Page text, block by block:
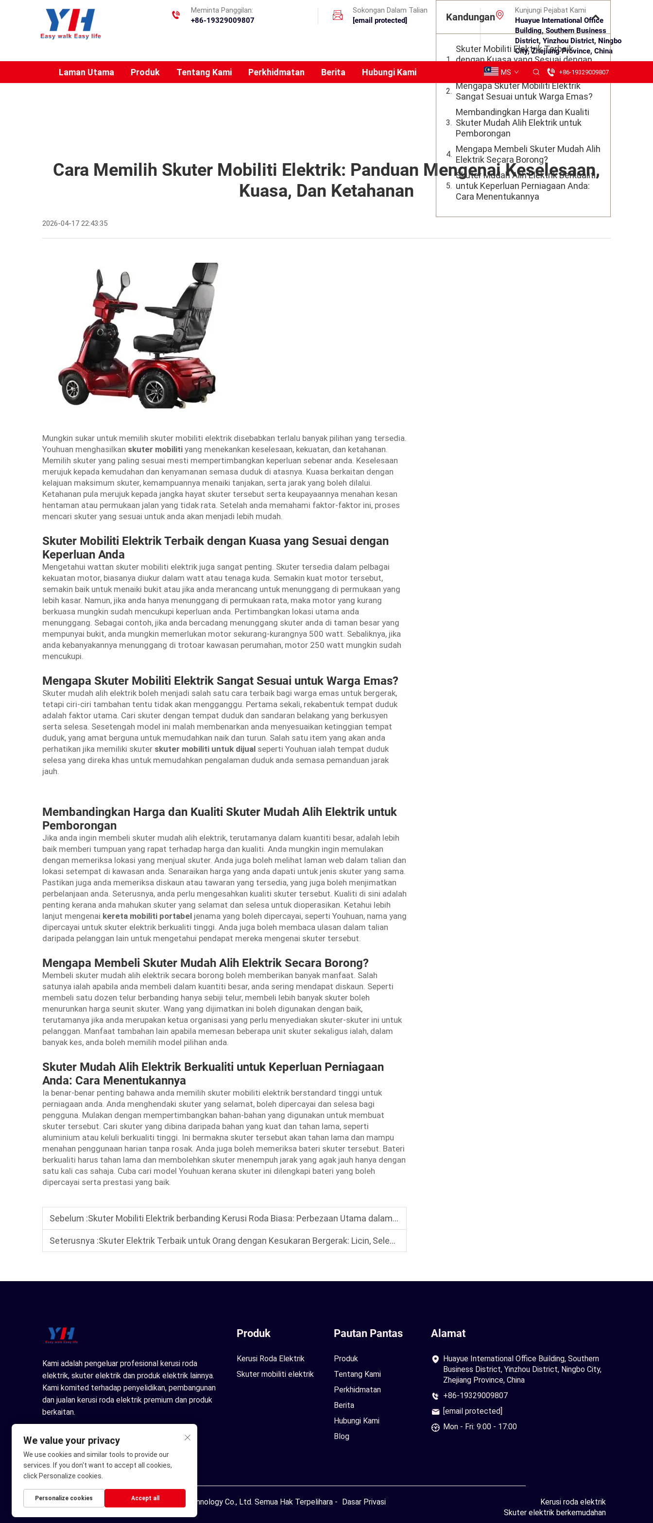
Meminta Panggilan:
+86-19329009807
Sokongan Dalam Talian
[email protected]
Kunjungi Pejabat Kami
Huayue International Office
Building, Southern Business
District, Yinzhou District, Ningbo
City, Zhejiang Province, China
Laman Utama Produk Tentang Kami Perkhidmatan Berita Hubungi Kami MS +86-19329009807
Cara Memilih Skuter Mobiliti Elektrik: Panduan Mengenai Keselesaan,
Kuasa, Dan Ketahanan
2026-04-17 22:43:35
Mungkin sukar untuk memilih skuter mobiliti elektrik disebabkan terlalu banyak pilihan yang tersedia.
Youhuan menghasilkan skuter mobiliti yang menekankan keselesaan, kekuatan, dan ketahanan.
Memilih skuter yang paling sesuai mesti mempertimbangkan keperluan sebenar anda. Keselesaan
merujuk kepada kemudahan dan kenyamanan semasa duduk di atasnya. Kuasa berkaitan dengan
kelajuan maksimum skuter, kemampuannya menaiki tanjakan, serta jarak yang boleh dilalui.
Ketahanan pula merujuk kepada jangka hayat skuter tersebut serta keupayaannya menahan kesan
hentaman atau permukaan jalan yang tidak rata. Setelah anda memahami faktor-faktor ini, proses
mencari skuter yang sesuai untuk anda akan menjadi lebih mudah.
Skuter Mobiliti Elektrik Terbaik dengan Kuasa yang Sesuai dengan
Keperluan Anda
Mengetahui wattan skuter mobiliti elektrik juga sangat penting. Skuter tersedia dalam pelbagai
kekuatan motor, biasanya diukur dalam watt atau tenaga kuda. Semakin kuat motor tersebut,
semakin baik untuk menaiki bukit atau jika anda merancang untuk menunggang di permukaan yang
lebih kasar. Namun, jika anda hanya menunggang di permukaan rata, maka motor yang kurang
berkuasa mungkin sudah mencukupi keperluan anda. Pertimbangkan lokasi utama anda
menunggang. Sebagai contoh, jika anda bercadang menunggang skuter anda di taman besar yang
mempunyai bukit, anda mungkin memerlukan motor sekurang-kurangnya 500 watt. Sebaliknya, jika
anda kebanyakannya menunggang di trotoar kawasan perumahan, motor 250 watt mungkin sudah
mencukupi.
Mengapa Skuter Mobiliti Elektrik Sangat Sesuai untuk Warga Emas?
Skuter mudah alih elektrik boleh menjadi salah satu cara terbaik bagi warga emas untuk bergerak,
tetapi ciri-ciri tambahan tentu tidak akan mengganggu. Pertama sekali, rekabentuk tempat duduk
adalah faktor utama. Cari skuter dengan tempat duduk dan sandaran belakang yang berkusyen
serta selesa. Sesetengah model ini malah membenarkan anda menyesuaikan ketinggian tempat
duduk, yang amat berguna untuk memudahkan naik dan turun. Salah satu item yang akan anda
perhatikan jika memiliki skuter skuter mobiliti untuk dijual seperti Youhuan ialah tempat duduk
selesa yang direka khas untuk memudahkan pengalaman duduk anda semasa pemanduan jarak
jauh.
Membandingkan Harga dan Kualiti Skuter Mudah Alih Elektrik untuk
Pemborongan
Jika anda ingin membeli skuter mudah alih elektrik, terutamanya dalam kuantiti besar, adalah lebih
baik memberi tumpuan yang rapat terhadap harga dan kualiti. Anda mungkin ingin memulakan
dengan memeriksa lokasi yang menjual skuter. Anda juga boleh melihat laman web dalam talian dan
lokasi setempat di kawasan anda. Senaraikan harga yang anda dapati untuk jenis skuter yang sama.
Pastikan juga anda memeriksa diskaun atau tawaran yang tersedia, yang juga boleh menjimatkan
perbelanjaan anda. Seterusnya, anda perlu mengesahkan kualiti skuter tersebut. Kualiti di sini adalah
penting kerana anda mahukan skuter yang selamat dan selesa untuk dioperasikan. Ketahui lebih
lanjut mengenai kereta mobiliti portabel jenama yang boleh dipercayai, seperti Youhuan, nama yang
dipercayai untuk skuter elektrik berkualiti tinggi. Anda juga boleh membaca ulasan dalam talian
daripada pelanggan lain untuk mengetahui pendapat mereka mengenai skuter tersebut.
Mengapa Membeli Skuter Mudah Alih Elektrik Secara Borong?
Membeli skuter mudah alih elektrik secara borong boleh memberikan banyak manfaat. Salah
satunya ialah apabila anda membeli dalam kuantiti besar, anda sering mendapat diskaun. Seperti
membeli satu dozen telur berbanding hanya sebiji telur, membeli lebih banyak skuter boleh
menurunkan harga seunit skuter. Wang yang dijimatkan ini boleh digunakan dengan baik,
terutamanya jika anda merupakan ketua organisasi yang perlu menyediakan skuter-skuter ini untuk
pelanggan. Manfaat tambahan lain apabila memesan beberapa unit skuter sekaligus ialah, dalam
banyak kes, anda boleh memilih model pilihan anda.
Skuter Mudah Alih Elektrik Berkualiti untuk Keperluan Perniagaan
Anda: Cara Menentukannya
Ia benar-benar penting bahawa anda memilih skuter mobiliti elektrik berstandard tinggi untuk
perniagaan anda. Anda menghendaki skuter yang selamat, boleh dipercayai dan selesa bagi
pengguna. Mulakan dengan mempertimbangkan bahan-bahan yang digunakan untuk membuat
skuter tersebut. Cari skuter yang dibina daripada bahan yang kuat dan tahan lama, seperti
aluminium atau keluli berkualiti tinggi. Ini bermakna skuter tersebut akan tahan lama dan mampu
menahan penggunaan harian tanpa rosak. Anda juga boleh memeriksa bateri skuter tersebut. Bateri
berkualiti harus tahan lama dan membolehkan skuter menempuh jarak yang agak jauh hanya dengan
satu kali cas sahaja. Cuba cari model Youhuan kerana skuter ini dilengkapi bateri yang boleh
dipercayai serta prestasi yang baik.
Sebelum :Skuter Mobiliti Elektrik berbanding Kerusi Roda Biasa: Perbezaan Utama dalam Memilih yang Sesuai
Seterusnya :Skuter Elektrik Terbaik untuk Orang dengan Kesukaran Bergerak: Licin, Selesa, dan Mudah Dikendalikan
Kandungan
Skuter Mobiliti Elektrik Terbaik
dengan Kuasa yang Sesuai dengan
Keperluan Anda
Mengapa Skuter Mobiliti Elektrik
Sangat Sesuai untuk Warga Emas?
Membandingkan Harga dan Kualiti
Skuter Mudah Alih Elektrik untuk
Pemborongan
Mengapa Membeli Skuter Mudah Alih
Elektrik Secara Borong?
Skuter Mudah Alih Elektrik Berkualiti
untuk Keperluan Perniagaan Anda:
Cara Menentukannya
Kami adalah pengeluar profesional kerusi roda
elektrik, skuter elektrik dan produk elektrik lainnya.
Kami komited terhadap penyelidikan, pembangunan
dan jualan kerusi roda elektrik premium dan produk
berkaitan.
Produk
Kerusi Roda Elektrik
Skuter mobiliti elektrik
Pautan Pantas
Produk
Tentang Kami
Perkhidmatan
Berita
Hubungi Kami
Blog
Alamat
Huayue International Office Building, Southern
Business District, Yinzhou District, Ningbo City,
Zhejiang Province, China
+86-19329009807
[email protected]
Mon - Fri: 9:00 - 17:00
Hak Cipta © Ningbo Youhuan Automation Technology Co., Ltd. Semua Hak Terpelihara - Dasar Privasi
Kerusi roda elektrik
Skuter elektrik berkemudahan
We value your privacy
We use cookies and similar tools to provide our
services. If you don't want to accept all cookies,
click Personalize cookies.
Personalize cookies Accept all